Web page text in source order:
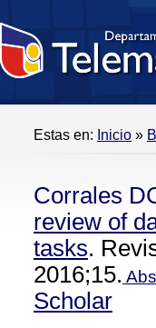
Estas en: Inicio »
Corrales
review of
tasks.
2016;15.
Scholar